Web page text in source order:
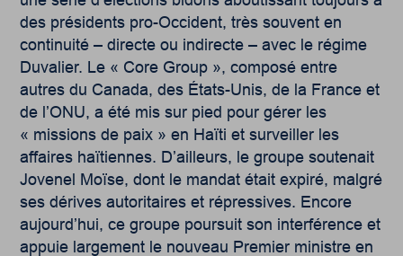
des présidents pro-Occident, très souvent en
continuité – directe ou indirecte – avec le régime
Duvalier. Le « Core Group », composé entre
autres du Canada, des États-Unis, de la France et
de l’ONU, a été mis sur pied pour gérer les
« missions de paix » en Haïti et surveiller les
affaires haïtiennes. D’ailleurs, le groupe soutenait
Jovenel Moïse, dont le mandat était expiré, malgré
ses dérives autoritaires et répressives. Encore
aujourd’hui, ce groupe poursuit son interférence et
appuie largement le nouveau Premier ministre en